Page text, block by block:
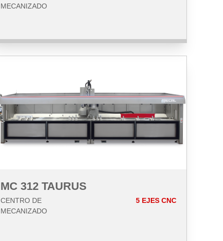
MECANIZADO
MC 312 TAURUS
CENTRO DE
MECANIZADO
5 EJES CNC